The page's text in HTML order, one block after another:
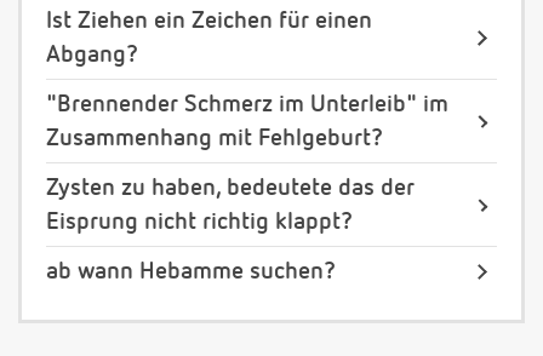
Ist Ziehen ein Zeichen für einen
Abgang?
"Brennender Schmerz im Unterleib" im
Zusammenhang mit Fehlgeburt?
Zysten zu haben, bedeutete das der
Eisprung nicht richtig klappt?
ab wann Hebamme suchen?